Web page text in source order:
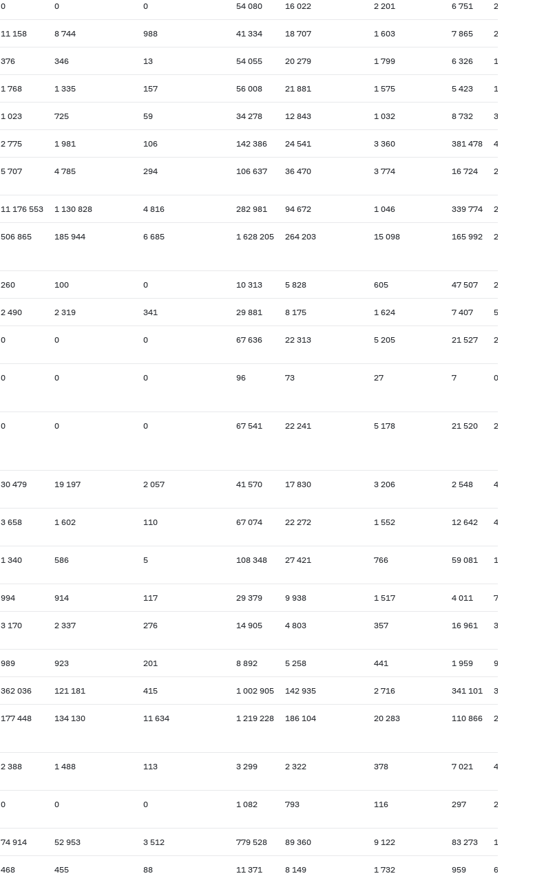
0 0 0 54 080 16 022 2 201 6 751 2 476
11 158 8 744 988 41 334 18 707 1 603 7 865 2 272
376 346 13 54 055 20 279 1 799 6 326 1 350
1 768 1 335 157 56 008 21 881 1 575 5 423 1 570
1 023 725 59 34 278 12 843 1 032 8 732 3 856
2 775 1 981 106 142 386 24 541 3 360 381 478 4 059
5 707 4 785 294 106 637 36 470 3 774 16 724 2 115
11 176 553 1 130 828 4 816 282 981 94 672 1 046 339 774 23 491
506 865 185 944 6 685 1 628 205 264 203 15 098 165 992 26 422
260 100 0 10 313 5 828 605 47 507 2 031
2 490 2 319 341 29 881 8 175 1 624 7 407 528
0 0 0 67 636 22 313 5 205 21 527 2 368
0 0 0 96 73 27 7 0
0 0 0 67 541 22 241 5 178 21 520 2 368
30 479 19 197 2 057 41 570 17 830 3 206 2 548 469
3 658 1 602 110 67 074 22 272 1 552 12 642 4 128
1 340 586 5 108 348 27 421 766 59 081 11 048
994 914 117 29 379 9 938 1 517 4 011 786
3 170 2 337 276 14 905 4 803 357 16 961 3 377
989 923 201 8 892 5 258 441 1 959 96
362 036 121 181 415 1 002 905 142 935 2 716 341 101 35 803
177 448 134 130 11 634 1 219 228 186 104 20 283 110 866 23 237
2 388 1 488 113 3 299 2 322 378 7 021 4 878
0 0 0 1 082 793 116 297 254
74 914 52 953 3 512 779 528 89 360 9 122 83 273 17 878
468 455 88 11 371 8 149 1 732 959 634